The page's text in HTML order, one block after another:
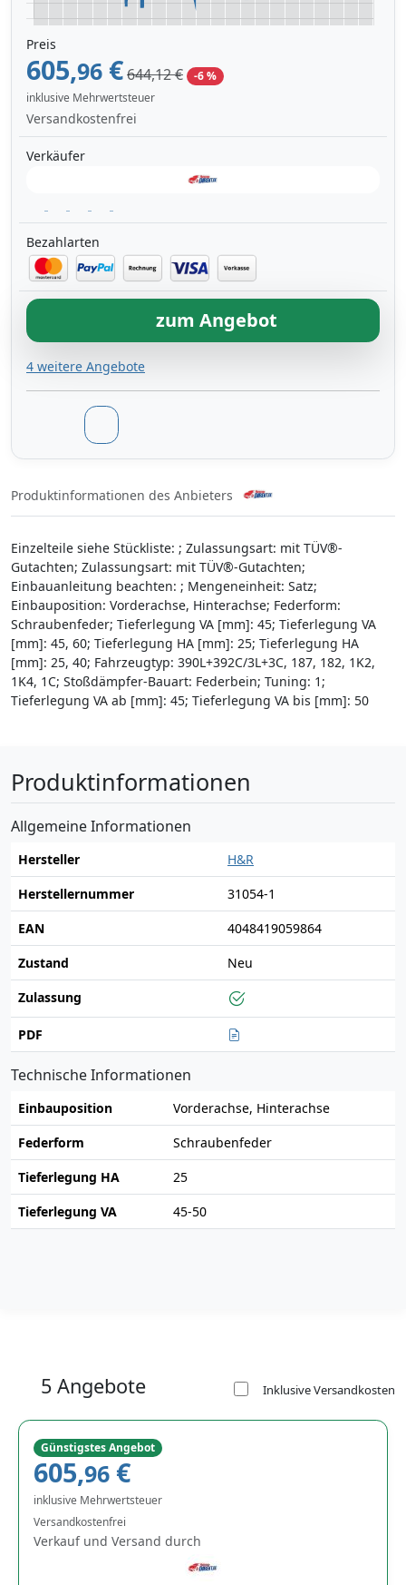
Preis
605,96 €644,12 €
-6 %
inklusive Mehrwertsteuer
Versandkostenfrei
Verkäufer
Bezahlarten
zum Angebot
4 weitere Angebote
Produktinformationen des Anbieters
Einzelteile siehe Stückliste: ; Zulassungsart: mit TÜV®-
Gutachten; Zulassungsart: mit TÜV®-Gutachten;
Einbauanleitung beachten: ; Mengeneinheit: Satz;
Einbauposition: Vorderachse, Hinterachse; Federform:
Schraubenfeder; Tieferlegung VA [mm]: 45; Tieferlegung VA
[mm]: 45, 60; Tieferlegung HA [mm]: 25; Tieferlegung HA
[mm]: 25, 40; Fahrzeugtyp: 390L+392C/3L+3C, 187, 182, 1K2,
1K4, 1C; Stoßdämpfer-Bauart: Federbein; Tuning: 1;
Tieferlegung VA ab [mm]: 45; Tieferlegung VA bis [mm]: 50
Produktinformationen
Allgemeine Informationen
Hersteller
H&R
Herstellernummer
31054-1
EAN
4048419059864
Zustand
Neu
Zulassung
PDF
Technische Informationen
Einbauposition
Vorderachse, Hinterachse
Federform
Schraubenfeder
Tieferlegung HA
25
Tieferlegung VA
45-50
5 Angebote Inklusive Versandkosten
Günstigstes Angebot
605,96 €
inklusive Mehrwertsteuer
Versandkostenfrei
Verkauf und Versand durch